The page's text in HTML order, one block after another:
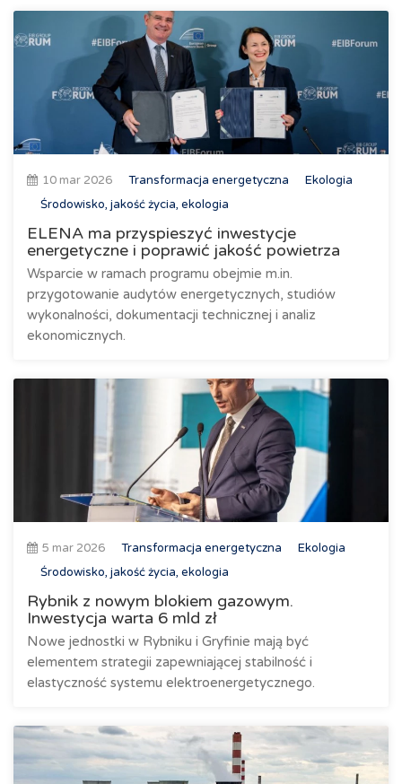
10 mar 2026 Transformacja energetyczna
Ekologia
Środowisko, jakość życia, ekologia
ELENA ma przyspieszyć inwestycje
energetyczne i poprawić jakość powietrza
Wsparcie w ramach programu obejmie m.in.
przygotowanie audytów energetycznych, studiów
wykonalności, dokumentacji technicznej i analiz
ekonomicznych.
5 mar 2026 Transformacja energetyczna
Ekologia
Środowisko, jakość życia, ekologia
Rybnik z nowym blokiem gazowym.
Inwestycja warta 6 mld zł
Nowe jednostki w Rybniku i Gryfinie mają być
elementem strategii zapewniającej stabilność i
elastyczność systemu elektroenergetycznego.